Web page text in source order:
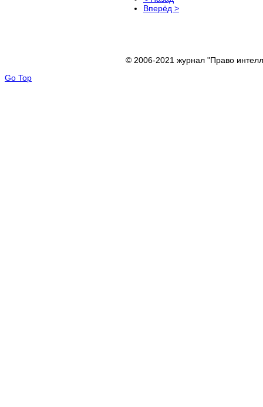
Вперёд >
© 2006-2021 журнал "Право
Go Top